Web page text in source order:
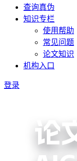
查询真伪
知识专栏
使用帮助
常见问题
论文知识
机构入口
登录